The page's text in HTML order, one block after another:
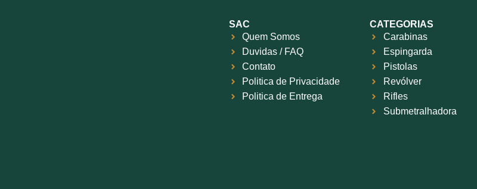
SAC
Quem Somos
Duvidas / FAQ
Contato
Politica de Privacidade
Politica de Entrega
CATEGORIAS
Carabinas
Espingarda
Pistolas
Revólver
Rifles
Submetralhadora